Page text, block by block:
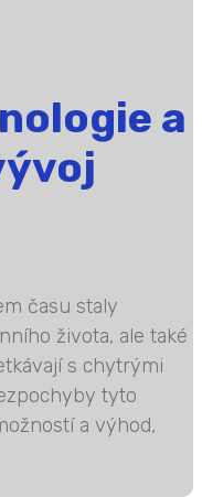
a
času staly
života, ale také
s chytrými
tyto
a výhod,